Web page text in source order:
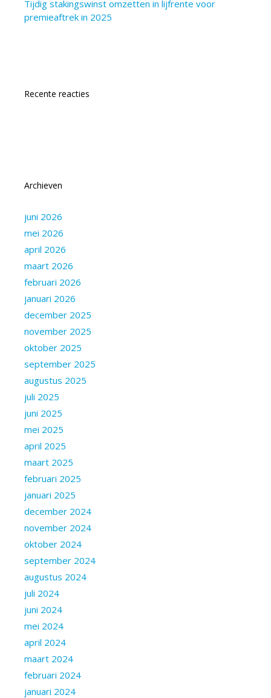
Tijdig stakingswinst omzetten in lijfrente voor
premieaftrek in 2025
Recente reacties
Archieven
juni 2026
mei 2026
april 2026
maart 2026
februari 2026
januari 2026
december 2025
november 2025
oktober 2025
september 2025
augustus 2025
juli 2025
juni 2025
mei 2025
april 2025
maart 2025
februari 2025
januari 2025
december 2024
november 2024
oktober 2024
september 2024
augustus 2024
juli 2024
juni 2024
mei 2024
april 2024
maart 2024
februari 2024
januari 2024